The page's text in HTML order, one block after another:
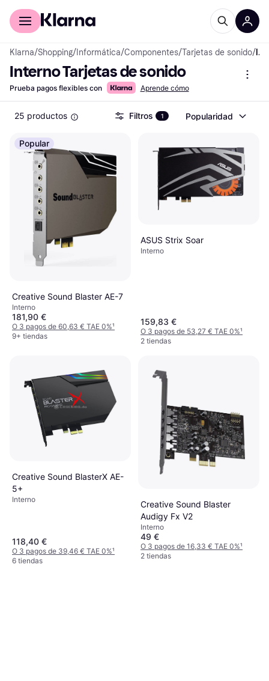
Comprar con Klarna
Klarna/Shopping/ Informática/Componentes/Tarjetas de sonido/ Interno Tarjetas de sonido
Interno Tarjetas de sonido
Prueba pagos flexibles con Aprende cómo
25 productos Filtros 1 Popularidad
Popular
Creative Sound Blaster AE-7
Interno
181,90 €
O 3 pagos de 60,63 € TAE 0%¹
9+ tiendas
ASUS Strix Soar
Interno
159,83 €
O 3 pagos de 53,27 € TAE 0%¹
2 tiendas
Creative Sound BlasterX AE-
5+
Interno
118,40 €
O 3 pagos de 39,46 € TAE 0%¹
6 tiendas
Creative Sound Blaster
Audigy Fx V2
Interno
49 €
O 3 pagos de 16,33 € TAE 0%¹
2 tiendas